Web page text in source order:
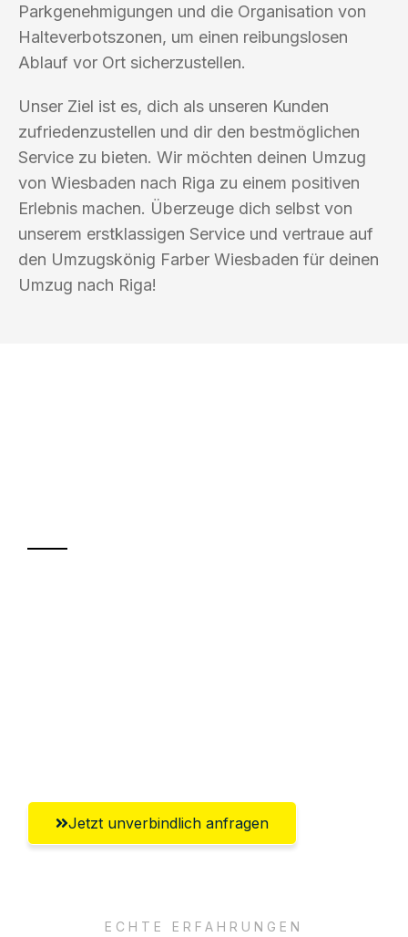
Parkgenehmigungen und die Organisation von
Halteverbotszonen, um einen reibungslosen
Ablauf vor Ort sicherzustellen.
Unser Ziel ist es, dich als unseren Kunden
zufriedenzustellen und dir den bestmöglichen
Service zu bieten. Wir möchten deinen Umzug
von Wiesbaden nach Riga zu einem positiven
Erlebnis machen. Überzeuge dich selbst von
unserem erstklassigen Service und vertraue auf
den Umzugskönig Farber Wiesbaden für deinen
Umzug nach Riga!
Jetzt unverbindlich anfragen
ECHTE ERFAHRUNGEN